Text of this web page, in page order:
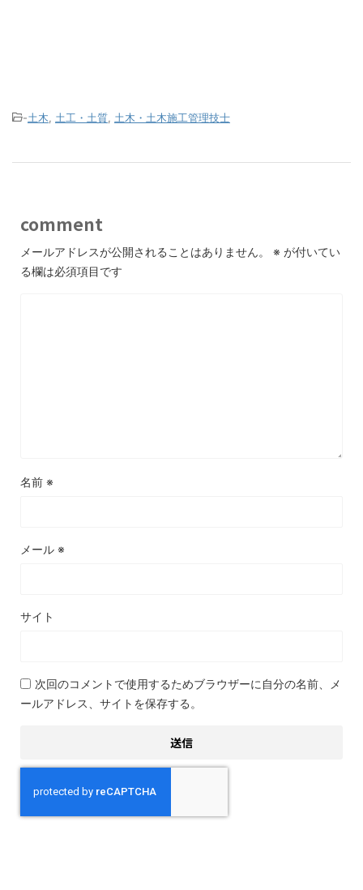
-土木, 土工・土質, 土木・土木施工管理技士
comment
メールアドレスが公開されることはありません。 ※ が付いてい
る欄は必須項目です
名前 ※
メール ※
サイト
次回のコメントで使用するためブラウザーに自分の名前、メ
ールアドレス、サイトを保存する。